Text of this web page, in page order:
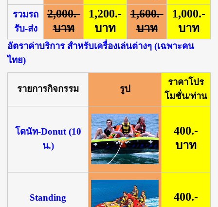
รวมรถ
รับ-ส่ง
2,000.-
บาท
1,200.-
บาท
1,600.-
บาท
1,000.-
บาท
อัตราค่าบริการ สำหรับเครื่องเล่นต่างๆ (เฉพาะคน
ไทย)
รายการกิจกรรม รูป
ราคาโปร
โมชั่น/ท่าน
โดนัท-Donut (10
น.)
400.-
บาท
Standing
400.-